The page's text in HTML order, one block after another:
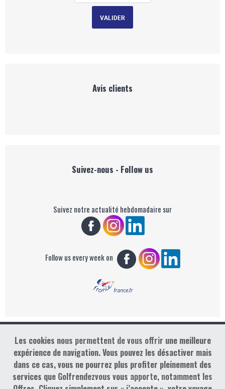
Avis clients
Suivez-nous - Follow us
Suivez notre actualité hebdomadaire sur
Follow us every week on
Copyright : Golf Rendez-vous
Mentions légales &
contact@golfrendezvous.com
Les cookies nous permettent de vous offrir une meilleure
expérience de navigation. Vous pouvez les désactiver mais
dans ce cas, vous ne pourrez plus profiter pleinement des
services que Golfrendezvous vous apporte, notamment les